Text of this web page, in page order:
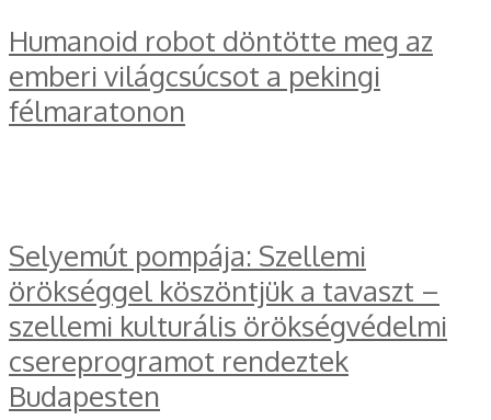
Humanoid robot döntötte meg az
emberi világcsúcsot a pekingi
félmaratonon
Selyemút pompája: Szellemi
örökséggel köszöntjük a tavaszt –
szellemi kulturális örökségvédelmi
csereprogramot rendeztek
Budapesten